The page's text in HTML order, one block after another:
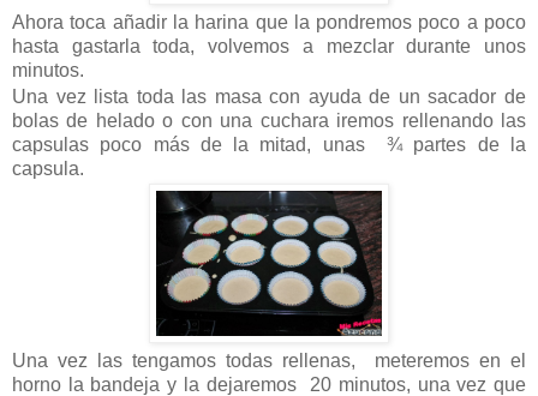
Ahora toca añadir la harina que la pondremos poco a poco
hasta gastarla toda, volvemos a mezclar durante unos
minutos.
Una vez lista toda las masa con ayuda de un sacador de
bolas de helado o con una cuchara iremos rellenando las
capsulas poco más de la mitad, unas ¾ partes de la
capsula.
Una vez las tengamos todas rellenas, meteremos en el
horno la bandeja y la dejaremos 20 minutos, una vez que